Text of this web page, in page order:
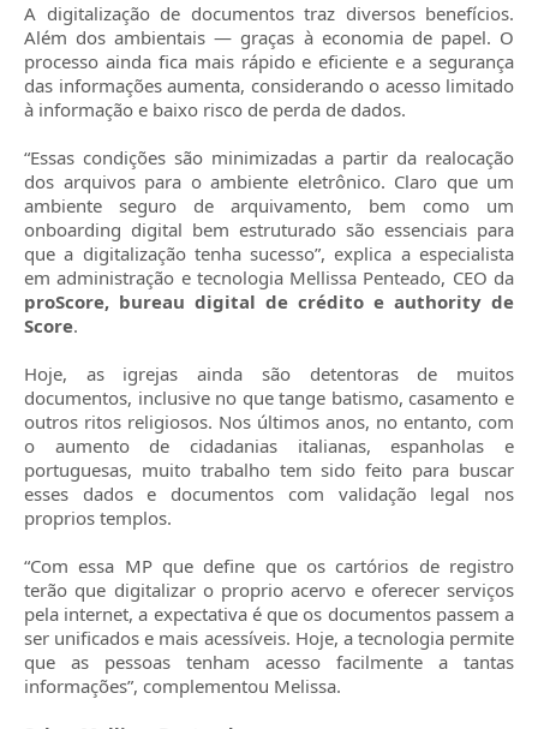
A digitalização de documentos traz diversos benefícios.
Além dos ambientais — graças à economia de papel. O
processo ainda fica mais rápido e eficiente e a segurança
das informações aumenta, considerando o acesso limitado
à informação e baixo risco de perda de dados.
“Essas condições são minimizadas a partir da realocação
dos arquivos para o ambiente eletrônico. Claro que um
ambiente seguro de arquivamento, bem como um
onboarding digital bem estruturado são essenciais para
que a digitalização tenha sucesso”, explica a especialista
em administração e tecnologia Mellissa Penteado, CEO da
proScore, bureau digital de crédito e authority de
Score.
Hoje, as igrejas ainda são detentoras de muitos
documentos, inclusive no que tange batismo, casamento e
outros ritos religiosos. Nos últimos anos, no entanto, com
o aumento de cidadanias italianas, espanholas e
portuguesas, muito trabalho tem sido feito para buscar
esses dados e documentos com validação legal nos
proprios templos.
“Com essa MP que define que os cartórios de registro
terão que digitalizar o proprio acervo e oferecer serviços
pela internet, a expectativa é que os documentos passem a
ser unificados e mais acessíveis. Hoje, a tecnologia permite
que as pessoas tenham acesso facilmente a tantas
informações”, complementou Melissa.